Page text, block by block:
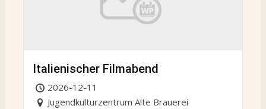
Italienischer Filmabend
2026-12-11
Jugendkulturzentrum Alte Brauerei